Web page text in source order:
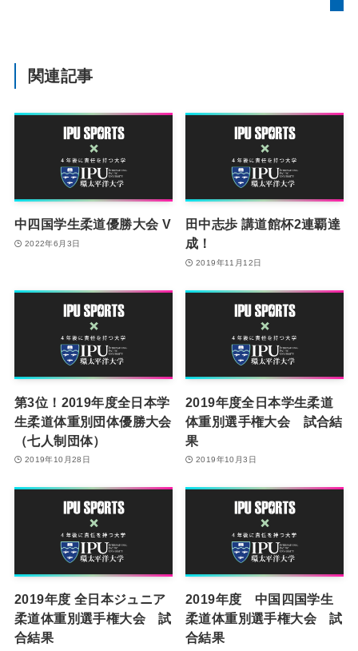
関連記事
中四国学生柔道優勝大会 V
2022年6月3日
田中志歩 講道館杯2連覇達
成！
2019年11月12日
第3位！2019年度全日本学
生柔道体重別団体優勝大会
（七人制団体）
2019年10月28日
2019年度全日本学生柔道
体重別選手権大会 試合結
果
2019年10月3日
2019年度 全日本ジュニア
柔道体重別選手権大会 試
合結果
2019年度 中国四国学生
柔道体重別選手権大会 試
合結果